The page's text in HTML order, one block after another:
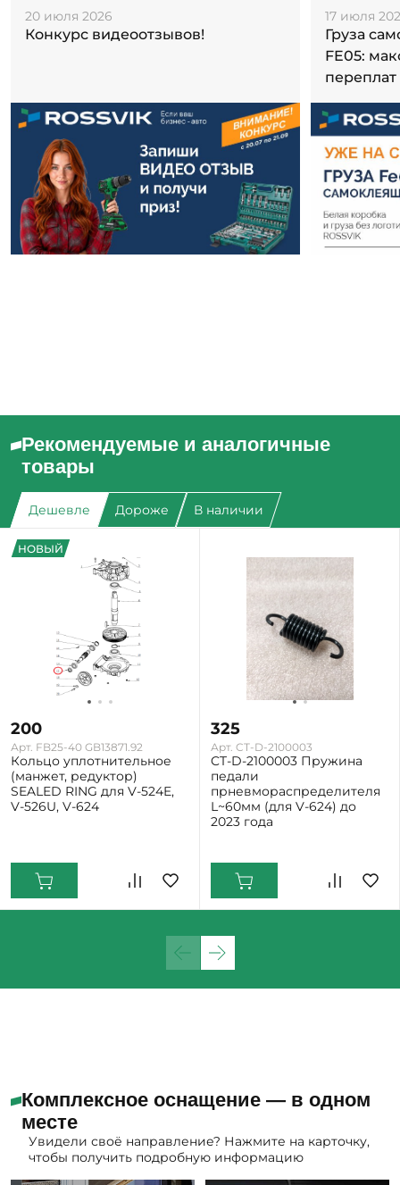
20 июля 2026
Конкурс видеоотзывов!
17 июля
Груза
FE05:
переплат
Рекомендуемые и аналогичные
товары
Дешевле Дороже В наличии
НОВЫЙ
200
Арт. FB25-40 GB13871.92
Кольцо уплотнительное
(манжет, редуктор)
SEALED RING для V-524E,
V-526U, V-624
325
Арт. CT-D-2100003
CT-D-2100003 Пружина
педали
прневмораспределителя
L~60мм (для V-624) до
2023 года
Комплексное оснащение — в одном
месте
Увидели своё направление? Нажмите на карточку,
чтобы получить подробную информацию